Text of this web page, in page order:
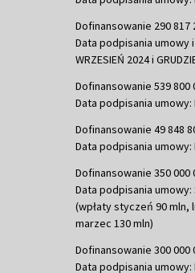
Dofinansowanie 290 817
Data podpisania umowy
WRZESIEŃ 2024 i
Dofinansowanie 539 800
Data podpisania umowy:
Dofinansowanie 49 848
Data podpisania umowy:
Dofinansowanie 350 000
Data podpisania umowy:
(wpłaty styczeń 90 mln,
marzec 130 mln)
Dofinansowanie 300 000
Data podpisania umowy: